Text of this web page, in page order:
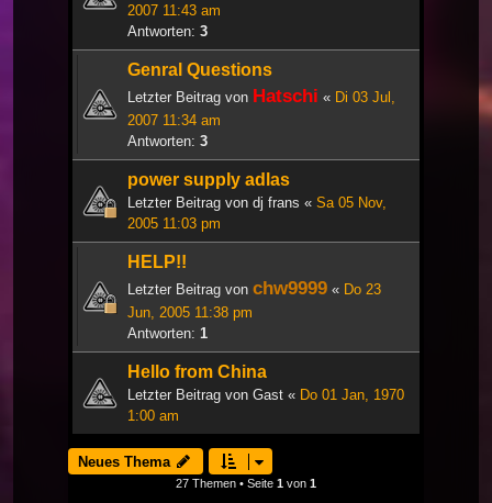
2007 11:43 am
Antworten: 3
Genral Questions
Letzter Beitrag von Hatschi « Di 03 Jul,
2007 11:34 am
Antworten: 3
power supply adlas
Letzter Beitrag von dj frans « Sa 05 Nov,
2005 11:03 pm
HELP!!
Letzter Beitrag von chw9999 « Do 23
Jun, 2005 11:38 pm
Antworten: 1
Hello from China
Letzter Beitrag von Gast « Do 01 Jan, 1970
1:00 am
Neues Thema
27 Themen • Seite 1 von 1